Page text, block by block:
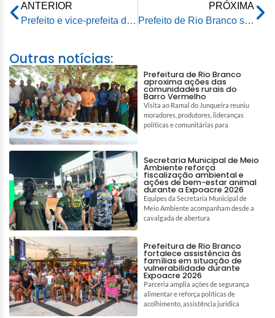
ANTERIOR
Prefeito e vice-prefeita de Rio Branco visitam obras de manutenção no ramal Cinco Mil na capital
PRÓXIMA
Prefeito de Rio Branco se reúne com presidentes de associações de produtores rurais e garante ramais e assistência técnica
Outras notícias:
Prefeitura de Rio Branco
aproxima ações das
comunidades rurais do
Barro Vermelho
Visita ao Ramal do Junqueira reuniu
moradores, produtores, lideranças
políticas e comunitárias para
Secretaria Municipal de Meio
Ambiente reforça
fiscalização ambiental e
ações de bem-estar animal
durante a Expoacre 2026
Equipes da Secretaria Municipal de
Meio Ambiente acompanham desde a
cavalgada de abertura
Prefeitura de Rio Branco
fortalece assistência às
famílias em situação de
vulnerabilidade durante
Expoacre 2026
Parceria amplia ações de segurança
alimentar e reforça políticas de
acolhimento, assistência jurídica